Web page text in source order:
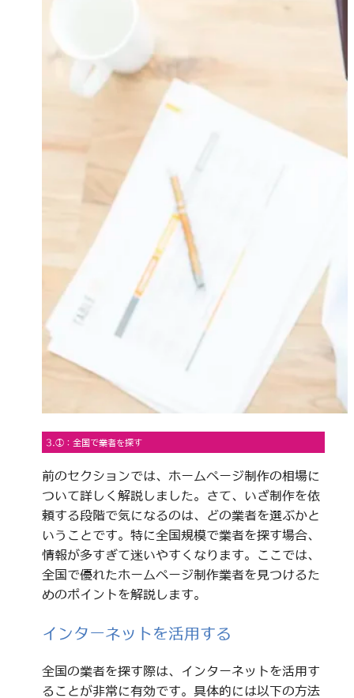
3.①：全国で業者を探す
前のセクションでは、ホームページ制作の相場に
ついて詳しく解説しました。さて、いざ制作を依
頼する段階で気になるのは、どの業者を選ぶかと
いうことです。特に全国規模で業者を探す場合、
情報が多すぎて迷いやすくなります。ここでは、
全国で優れたホームページ制作業者を見つけるた
めのポイントを解説します。
インターネットを活用する
全国の業者を探す際は、インターネットを活用す
ることが非常に有効です。具体的には以下の方法